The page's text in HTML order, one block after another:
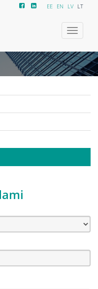
EE EN LV LT
Toggle